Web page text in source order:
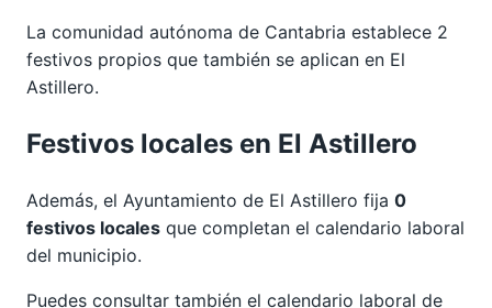
La comunidad autónoma de Cantabria establece 2
festivos propios que también se aplican en El
Astillero.
Festivos locales en El Astillero
Además, el Ayuntamiento de El Astillero fija 0
festivos locales que completan el calendario laboral
del municipio.
Puedes consultar también el calendario laboral de